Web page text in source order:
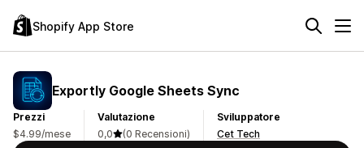
Shopify App Store
Exportly Google Sheets Sync
Prezzi
$4.99/mese
Valutazione
0,0
(0 Recensioni)
Sviluppatore
Cet Tech